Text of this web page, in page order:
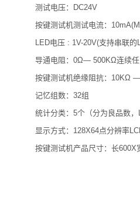
测试电压：DC24V
按键测试机测试电流：
LED电压 : 1V-20V(支持串联的
导通电阻：0Ω― 500KΩ连续任
按键测试机绝缘阻抗：10KΩ
记忆组数：32组
统计分类：5个（分为良品数，
显示方式：128X64点分辨率
按键测试机产品尺寸：长600X